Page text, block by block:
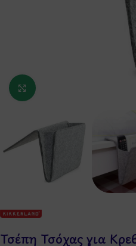
Κάντε κλικ για
Τσέπη Τσόχας για